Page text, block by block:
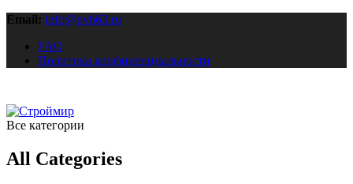
Email: info@pvh63.ru
FAQ
Политика конфиденциальности
Все категории
All Categories